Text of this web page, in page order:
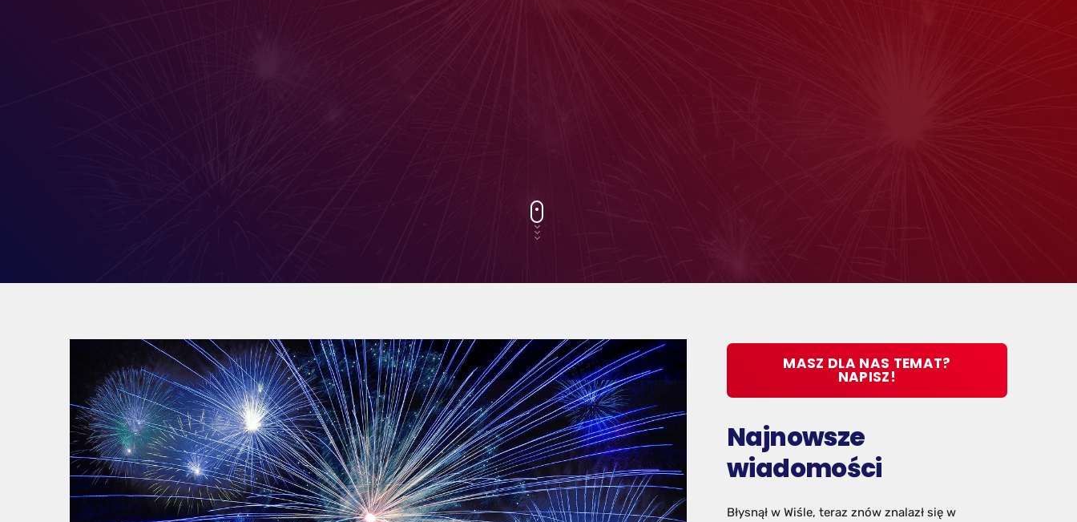
MASZ DLA NAS TEMAT?
NAPISZ!
Najnowsze
wiadomości
Błysnął w Wiśle, teraz znów znalazł się w